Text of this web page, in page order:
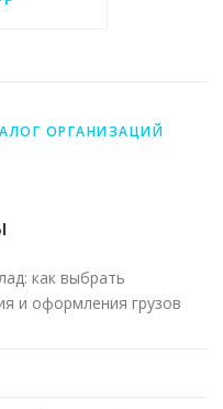
ОРГАНИЗАЦИЙ
как выбрать
и оформления грузов